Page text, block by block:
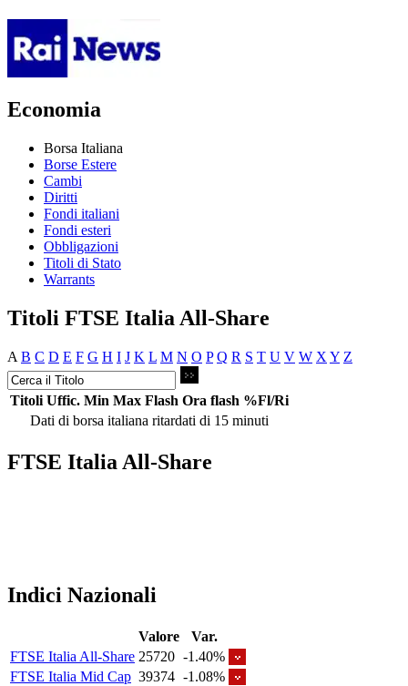
Economia
Borsa Italiana
Borse Estere
Cambi
Diritti
Fondi italiani
Fondi esteri
Obbligazioni
Titoli di Stato
Warrants
Titoli FTSE Italia All-Share
A B C D E F G H I J K L M N O P Q R S T U V W X Y Z
Titoli Uffic. Min Max Flash Ora flash %Fl/Ri
Dati di borsa italiana ritardati di 15 minuti
FTSE Italia All-Share
Indici Nazionali
Valore
Var.
FTSE Italia All-Share 25720 -1.40%
FTSE Italia Mid Cap 39374 -1.08%